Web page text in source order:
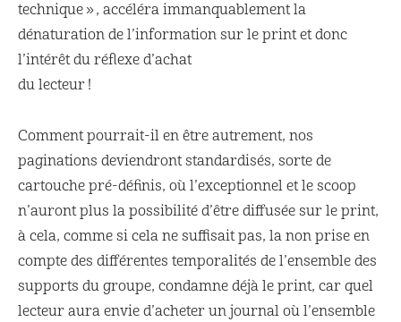
technique », accéléra immanquablement la
dénaturation de l’information sur le print et donc
l’intérêt du réflexe d’achat
du lecteur !
Comment pourrait-il en être autrement, nos
paginations deviendront standardisés, sorte de
cartouche pré-définis, où l’exceptionnel et le scoop
n’auront plus la possibilité d’être diffusée sur le print,
à cela, comme si cela ne suffisait pas, la non prise en
compte des différentes temporalités de l’ensemble des
supports du groupe, condamne déjà le print, car quel
lecteur aura envie d’acheter un journal où l’ensemble